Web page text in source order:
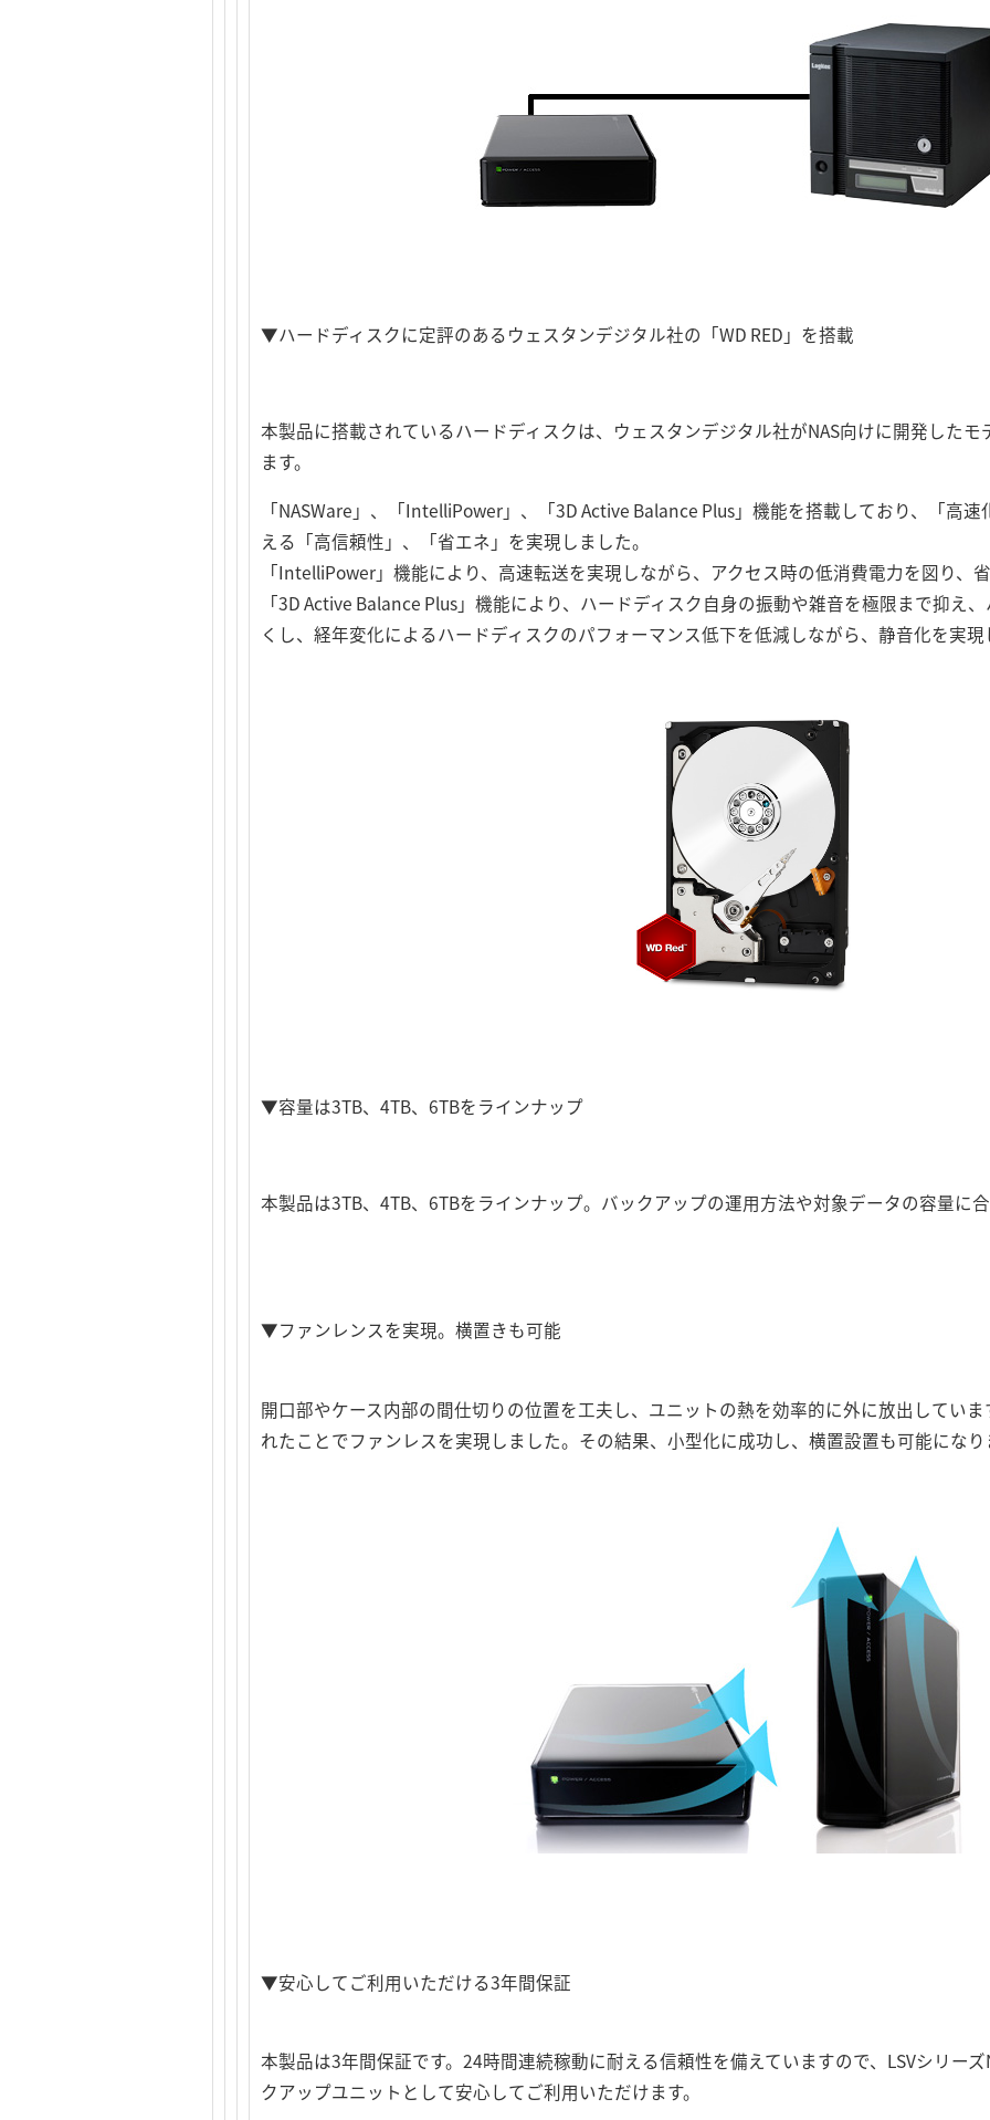
▼ハードディスクに定評のあるウェスタンデジタル社の「WD RED」を搭載
本製品に搭載されているハードディスクは、ウェスタンデジタル社がNAS向けに開発したモ
ます。
「NASWare」、「IntelliPower」、「3D Active Balance Plus」機能を搭載しており、「高
える「高信頼性」、「省エネ」を実現しました。
「IntelliPower」機能により、高速転送を実現しながら、アクセス時の低消費電力を図り、
「3D Active Balance Plus」機能により、ハードディスク自身の振動や雑音を極限まで抑え
くし、経年変化によるハードディスクのパフォーマンス低下を低減しながら、静音化を実現
▼容量は3TB、4TB、6TBをラインナップ
本製品は3TB、4TB、6TBをラインナップ。バックアップの運用方法や対象データの容量に
▼ファンレンスを実現。横置きも可能
開口部やケース内部の間仕切りの位置を工夫し、ユニットの熱を効率的に外に放出してい
れたことでファンレスを実現しました。その結果、小型化に成功し、横置設置も可能になり
▼安心してご利用いただける3年間保証
本製品は3年間保証です。24時間連続稼動に耐える信頼性を備えていますので、LSVシリー
クアップユニットとして安心してご利用いただけます。